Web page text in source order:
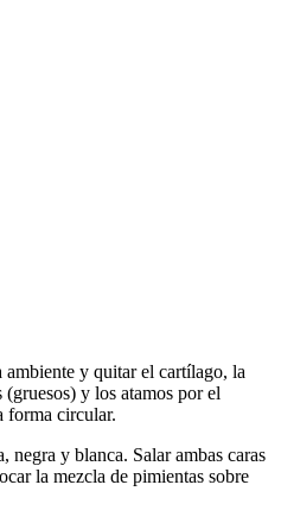
ambiente y quitar el cartílago, la
y los atamos por el
forma circular.
negra y blanca. Salar ambas caras
la mezcla de pimientas sobre